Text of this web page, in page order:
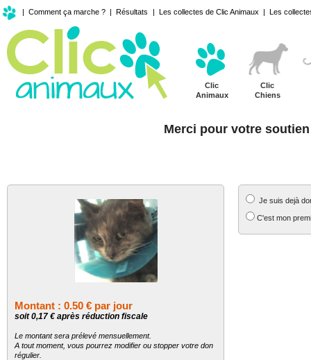
| Comment ça marche ? | Résultats | Les collectes de Clic Animaux | Les
Clic
Animaux
Clic
Chiens
Merci pour votre
Montant : 0.50 € par jour
soit 0,17 € après réduction fiscale
Le montant sera prélevé mensuellement.
A tout moment, vous pourrez modifier ou stopper votre don
régulier.
Je suis dejà
C'est mon